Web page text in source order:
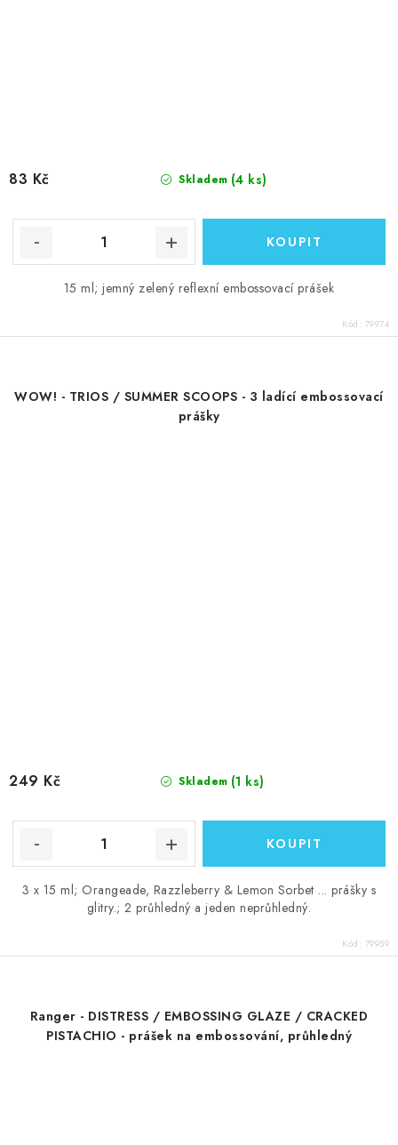
Skladem (4 ks)
83 Kč
15 ml; jemný zelený reflexní embossovací prášek
Kód: 79974
WOW! - TRIOS / SUMMER SCOOPS - 3 ladící embossovací
prášky
Skladem (1 ks)
249 Kč
3 x 15 ml; Orangeade, Razzleberry & Lemon Sorbet ... prášky s
glitry.; 2 průhledný a jeden neprůhledný.
Kód: 79959
Ranger - DISTRESS / EMBOSSING GLAZE / CRACKED
PISTACHIO - prášek na embossování, průhledný